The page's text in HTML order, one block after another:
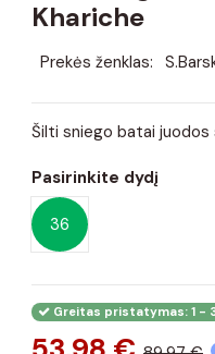
Khariche
Prekės ženklas:
Šilti sniego batai juodos
Pasirinkite dydį
36
Greitas pristatymas: 1 -